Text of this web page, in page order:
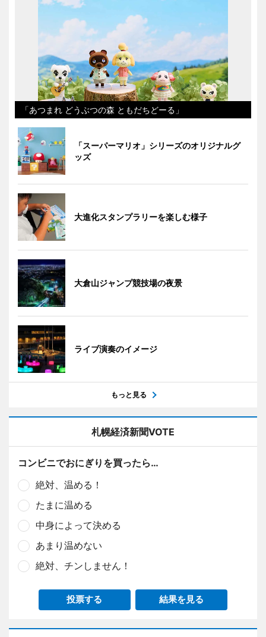
「あつまれ どうぶつの森 ともだちどーる」
「スーパーマリオ」シリーズのオリジナルグ
ッズ
大進化スタンプラリーを楽しむ様子
大倉山ジャンプ競技場の夜景
ライブ演奏のイメージ
もっと見る
札幌経済新聞VOTE
コンビニでおにぎりを買ったら…
絶対、温める！
たまに温める
中身によって決める
あまり温めない
絶対、チンしません！
投票する 結果を見る